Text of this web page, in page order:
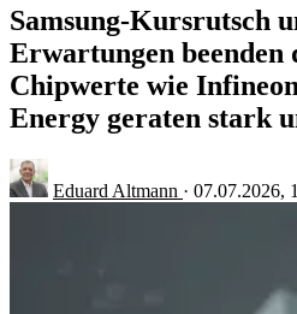
Samsung-Kursrutsch
Erwartungen beenden
Chipwerte wie
Energy geraten stark
Eduard Altmann · 07.07.2026,